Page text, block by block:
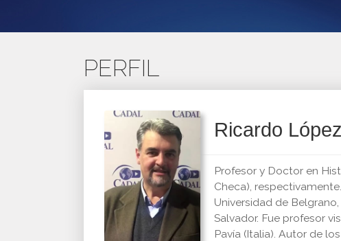
PERFIL
Ricardo
Profesor y Doctor en
Checa),
Universidad de
Salvador. Fue profesor
Pavía (Italia). Autor de